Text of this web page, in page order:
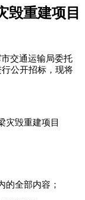
毁重建项目
交通运输局委托
公开招标，现将
灾毁重建项目
的全部内容；